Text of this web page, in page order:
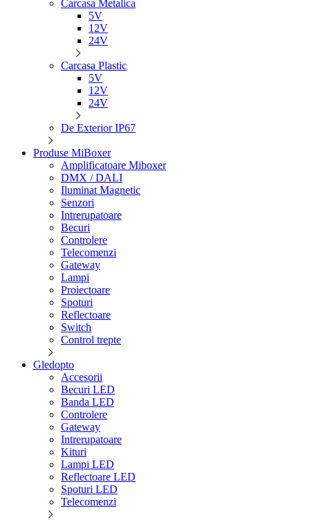
Carcasa Metalica
5V
12V
24V
Carcasa Plastic
5V
12V
24V
De Exterior IP67
Produse MiBoxer
Amplificatoare Miboxer
DMX / DALI
Iluminat Magnetic
Senzori
Intrerupatoare
Becuri
Controlere
Telecomenzi
Gateway
Lampi
Proiectoare
Spoturi
Reflectoare
Switch
Control trepte
Gledopto
Accesorii
Becuri LED
Banda LED
Controlere
Gateway
Intrerupatoare
Kituri
Lampi LED
Reflectoare LED
Spoturi LED
Telecomenzi